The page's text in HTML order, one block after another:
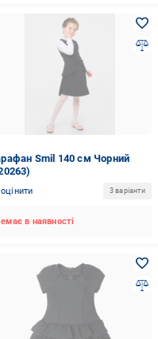
Smil 140 см Чорний
оцінити 3 варіанти
в наявності